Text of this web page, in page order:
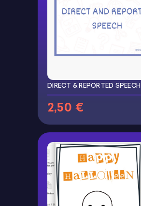
DIRECT & REPORTED SPEECH
2,50 €